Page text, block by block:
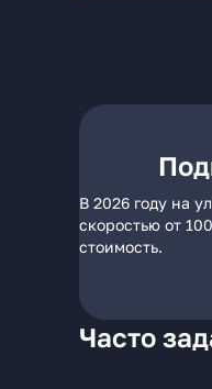
В 2026 году на
скоростью от
стоимость.
Часто